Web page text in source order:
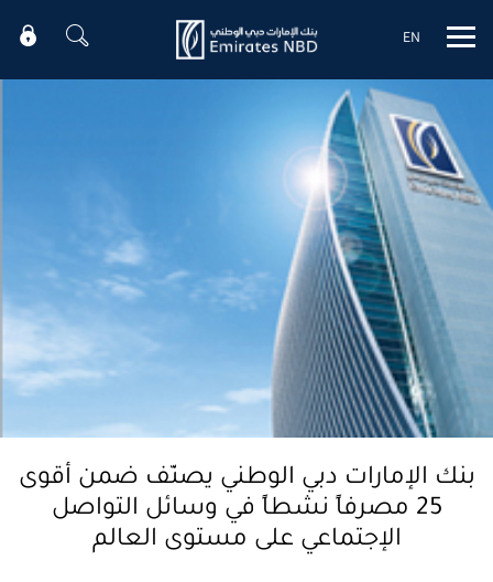
Mobile menu
EN
بنك الإمارات دبي الوطني يصنّف ضمن أقوى
25 مصرفاً نشطاً في وسائل التواصل
الإجتماعي على مستوى العالم